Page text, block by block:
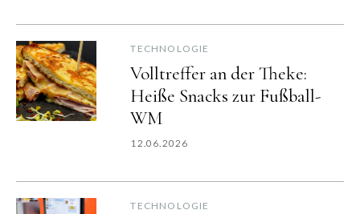
TECHNOLOGIE
Volltreffer an der Theke:
Heiße Snacks zur Fußball-
WM
12.06.2026
TECHNOLOGIE